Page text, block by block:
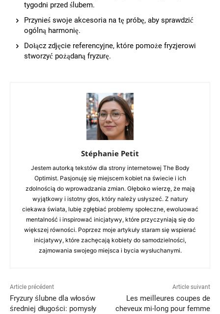
tygodni przed ślubem.
Przynieś swoje akcesoria na tę próbę, aby sprawdzić
ogólną harmonię.
Dołącz zdjęcie referencyjne, które pomoże fryzjerowi
stworzyć pożądaną fryzurę.
Stéphanie Petit
Jestem autorką tekstów dla strony internetowej The Body
Optimist. Pasjonuję się miejscem kobiet na świecie i ich
zdolnością do wprowadzania zmian. Głęboko wierzę, że mają
wyjątkowy i istotny głos, który należy usłyszeć. Z natury
ciekawa świata, lubię zgłębiać problemy społeczne, ewoluować
mentalność i inspirować inicjatywy, które przyczyniają się do
większej równości. Poprzez moje artykuły staram się wspierać
inicjatywy, które zachęcają kobiety do samodzielności,
zajmowania swojego miejsca i bycia wysłuchanymi.
Article précédent
Fryzury ślubne dla włosów
średniej długości: pomysły
Article suivant
Les meilleures coupes de
cheveux mi-long pour femme